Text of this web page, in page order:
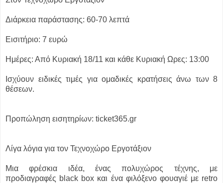
Διάρκεια παράστασης: 60-70 λεπτά
Εισιτήριο: 7 ευρώ
Ημέρες: Από Κυριακή 18/11 και κάθε Κυριακή Ωρες: 13:00
Ισχύουν ειδικές τιμές για ομαδικές κρατήσεις άνω των 8
θέσεων.
Προπώληση εισητηρίων: ticket365.gr
Λίγα λόγια για τον Τεχνοχώρο Εργοτάξιον
Μια φρέσκια ιδέα, ένας πολυχώρος τέχνης, με
προδιαγραφές black box και ένα φιλόξενο φουαγιέ με retro